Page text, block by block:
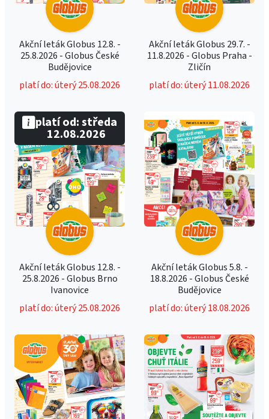
Akční leták Globus 12.8. -
25.8.2026 - Globus České
Budějovice
platí do: úterý 25.08.2026
Akční leták Globus 29.7. -
11.8.2026 - Globus Praha -
Zličín
platí do: úterý 11.08.2026
Akční leták Globus 12.8. -
25.8.2026 - Globus Brno
Ivanovice
platí do: úterý 25.08.2026
platí od: středa
12.08.2026
Akční leták Globus 5.8. -
18.8.2026 - Globus České
Budějovice
platí do: úterý 18.08.2026